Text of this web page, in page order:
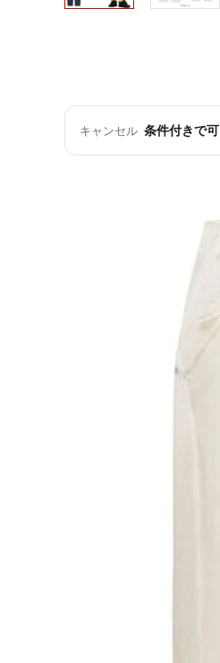
キャンセル 条件付きで可